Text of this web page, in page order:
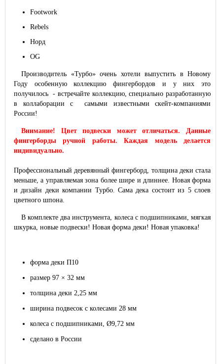
Footwork
Rebels
Норд
OG
Производитель «Турбо» очень хотели выпустить в Новому
Году особенную коллекцию фингербордов и у них это
получилось - встречайте коллекцию, специально разработанную
в коллаборации с самыми известными скейт-компаниями
России!
Внимание! Цвет подвески может отличаться. Данные
фингерборды ручной работы. Каждая модель делается
индивидуально.
Профессиональный деревянный фингерборд, толщина деки стала
меньше, а управляемая зона более шире и длиннее. Новая форма
и дизайн деки компании Турбо. Сама дека состоит из 5 слоев
цветного шпона.
В комплекте два инструмента, колеса с подшипниками, мягкая
шкурка, новые подвески! Новая форма деки! Новая упаковка!
форма деки П10
размер 97 × 32 мм
толщина деки 2,25 мм
ширина подвесок с колесами 28 мм
колеса с подшипниками, Ø9,72 мм
сделано в России